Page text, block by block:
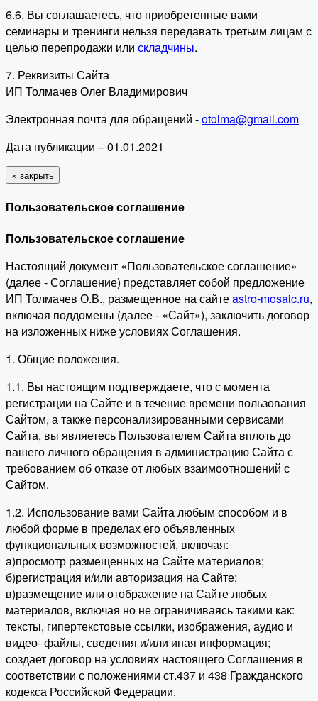
6.6. Вы соглашаетесь, что приобретенные вами
семинары и тренинги нельзя передавать третьим лицам с
целью перепродажи или складчины.
7. Реквизиты Сайта
ИП Толмачев Олег Владимирович
Электронная почта для обращений -otolma@gmail.com
Дата публикации – 01.01.2021
× закрыть
Пользовательское соглашение
Пользовательское соглашение
Настоящий документ «Пользовательское соглашение»
(далее - Соглашение) представляет собой предложение
ИП Толмачев О.В., размещенное на сайтеastro-mosaic.ru,
включая поддомены (далее - «Сайт»), заключить договор
на изложенных ниже условиях Соглашения.
1. Общие положения.
1.1. Вы настоящим подтверждаете, что с момента
регистрации на Сайте и в течение времени пользования
Сайтом, а также персонализированными сервисами
Сайта, вы являетесь Пользователем Сайта вплоть до
вашего личного обращения в администрацию Сайта с
требованием об отказе от любых взаимоотношений с
Сайтом.
1.2. Использование вами Сайта любым способом и в
любой форме в пределах его объявленных
функциональных возможностей, включая:
а)просмотр размещенных на Сайте материалов;
б)регистрация и/или авторизация на Сайте;
в)размещение или отображение на Сайте любых
материалов, включая но не ограничиваясь такими как:
тексты, гипертекстовые ссылки, изображения, аудио и
видео- файлы, сведения и/или иная информация;
создает договор на условиях настоящего Соглашения в
соответствии с положениями ст.437 и 438 Гражданского
кодекса Российской Федерации.